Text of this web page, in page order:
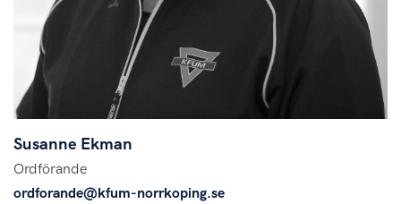
Susanne Ekman
Ordförande
ordforande@kfum-norrkoping.se